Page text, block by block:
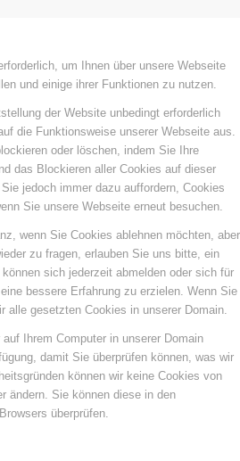
um Ihnen über unsere Webseite
und einige ihrer Funktionen zu nutzen.
der Website unbedingt erforderlich
die Funktionsweise unserer Webseite aus.
oder löschen, indem Sie Ihre
das Blockieren aller Cookies auf dieser
jedoch immer dazu auffordern, Cookies
Sie unsere Webseite erneut besuchen.
wenn Sie Cookies ablehnen möchten, aber
zu fragen, erlauben Sie uns bitte, ein
sich jederzeit abmelden oder sich für
bessere Erfahrung zu erzielen. Wenn Sie
alle gesetzten Cookies in unserer Domain.
Ihrem Computer in unserer Domain
damit Sie überprüfen können, was wir
können wir keine Cookies von
ändern. Sie können diese in den
überprüfen.